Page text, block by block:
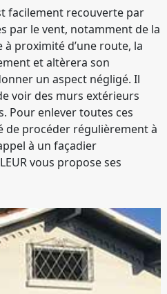
facilement recouverte par
par le vent, notamment de la
à proximité d’une route, la
et altèrera son
un aspect négligé. Il
voir des murs extérieurs
Pour enlever toutes ces
de procéder régulièrement à
à un façadier
vous propose ses